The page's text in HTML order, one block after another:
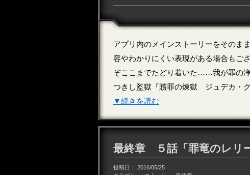
アプリ内のメインストーリーをそのま
容やわかりにくい表現がある場合もご
ぞここまでたどり着いた……我が罪の
つきし監獄『贖罪の煉獄 ジュデカ
▼続きを読む
最終章 ５話「罪竜のレリ
投稿日：
2016/05/25